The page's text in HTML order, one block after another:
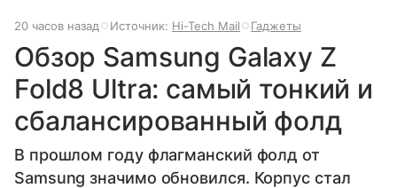
20 часов назад Источник: Hi-Tech Mail Гаджеты
Обзор Samsung Galaxy Z
Fold8 Ultra: самый тонкий и
сбалансированный фолд
В прошлом году флагманский фолд от
Samsung значимо обновился. Корпус стал